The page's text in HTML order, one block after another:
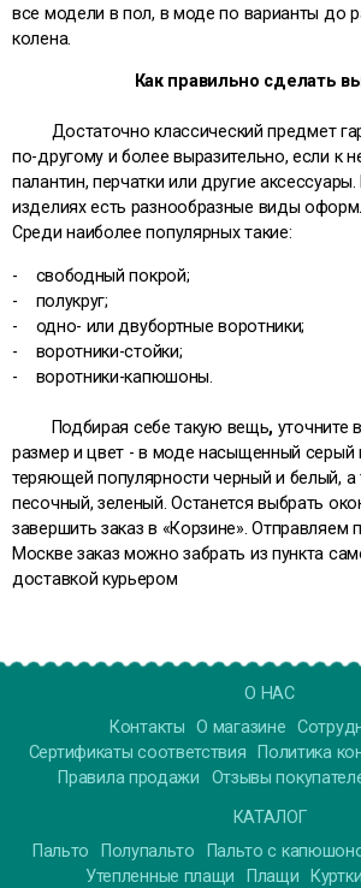
все модели в пол, в моде по варианты до
колена.
Как правильно сделать
Достаточно классический предмет
по-другому и более выразительно, если к
палантин, перчатки или другие
изделиях есть разнообразные виды
Среди наиболее популярных такие:
- свободный покрой;
- полукруг;
- одно- или двубортные воротники;
- воротники-стойки;
- воротники-капюшоны.
Подбирая себе такую вещь, уточните
размер и цвет - в моде насыщенный серый
теряющей популярности черный и белый, а
песочный, зеленый. Останется выбрать
завершить заказ в «Корзине». Отправляем
Москве заказ можно забрать из пункта
доставкой курьером
О НАС
Контакты
О магазине
Сертификаты соответствия
Политика
Правила продажи
Отзывы
КАТАЛОГ
Пальто
Полупальто Пальто с
Утепленные плащи
Плащи